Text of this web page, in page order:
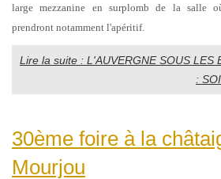
large mezzanine en surplomb de la salle
prendront notamment l'apéritif.
Lire la suite : L'AUVERGNE SOUS LES
:
30ème foire à la
Mourjou